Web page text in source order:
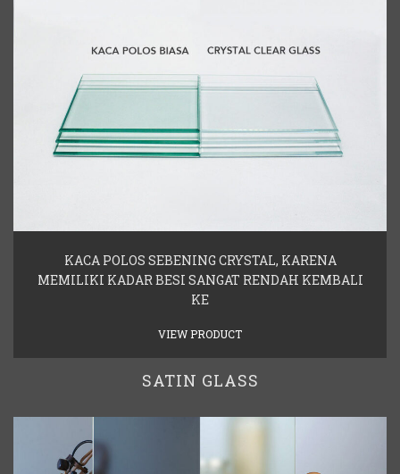
KACA POLOS SEBENING CRYSTAL, KARENA
MEMILIKI KADAR BESI SANGAT RENDAH KEMBALI
KE
VIEW PRODUCT
SATIN GLASS